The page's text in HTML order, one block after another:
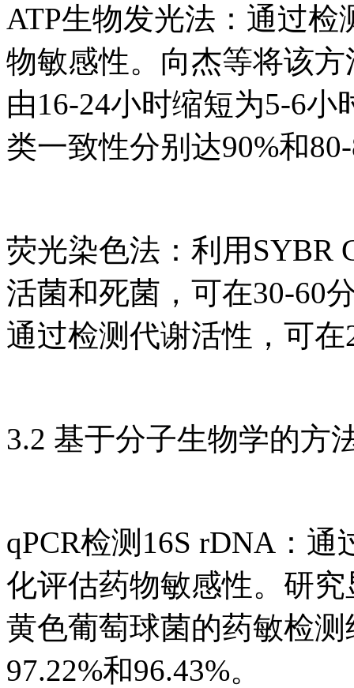
ATP生物发光法：通过
物敏感性。向杰等将该
由16-24小时缩短为5-6
类一致性分别达90%和
荧光染色法：利用SYBR
活菌和死菌，可在30-60
通过检测代谢活性，可
3.2 基于分子生物学的方
qPCR检测16S rDNA：
化评估药物敏感性。研
黄色葡萄球菌的药敏检
97.22%和96.43%。